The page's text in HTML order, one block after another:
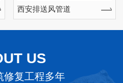
西安排送风管道
US
修复工程多年